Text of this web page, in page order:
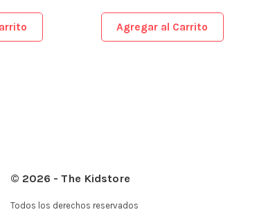
Agregar al Carrito
© 2026 - The Kidstore
Todos los derechos reservados